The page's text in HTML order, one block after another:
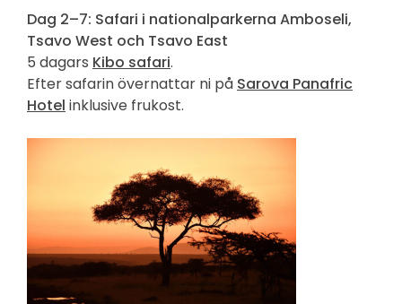
Dag 2–7: Safari i nationalparkerna Amboseli,
Tsavo West och Tsavo East
5 dagars Kibo safari.
Efter safarin övernattar ni på Sarova Panafric
Hotel inklusive frukost.